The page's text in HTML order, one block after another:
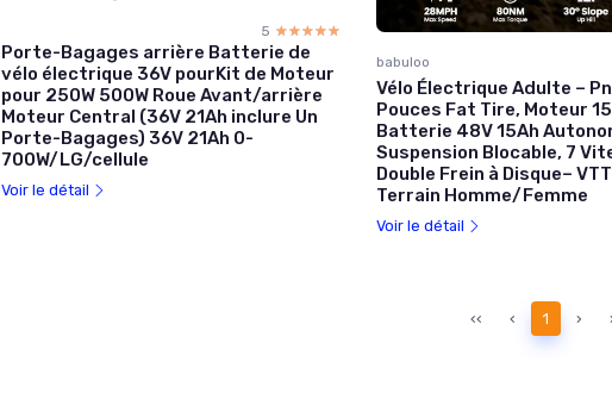
5 ☆☆☆☆☆
★★★★★
Porte-Bagages arrière Batterie de
vélo électrique 36V pourKit de Moteur
pour 250W 500W Roue Avant/arrière
Moteur Central (36V 21Ah inclure Un
Porte-Bagages) 36V 21Ah 0-
700W/LG/cellule
Voir le détail
babuloo
Vélo Électrique Adulte –
Pouces Fat Tire, Moteur
Batterie 48V 15Ah
Suspension Blocable, 7
Double Frein à Disque–
Terrain Homme/Femme
Voir le détail
‹‹ ‹ 1 ›